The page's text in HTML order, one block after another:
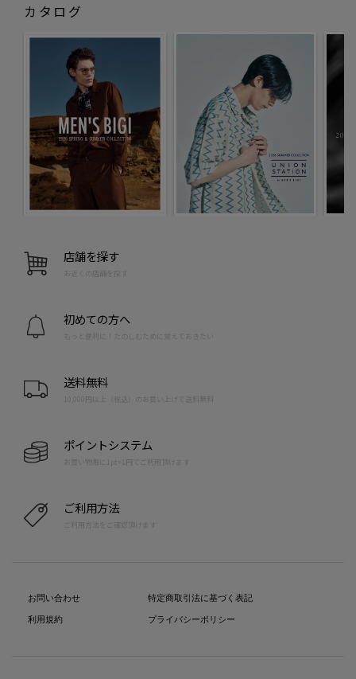
カタログ
店舗を探す
お近くの店舗を探す
初めての方へ
もっと便利に！たのしむために覚えておきたい
送料無料
10,000円以上（税込）のお買い上げで送料無料
ポイントシステム
お買い物毎に1pt=1円でご利用頂けます
ご利用方法
ご利用方法をご確認頂けます
お問い合わせ
利用規約
特定商取引法に基づく表記
プライバシーポリシー